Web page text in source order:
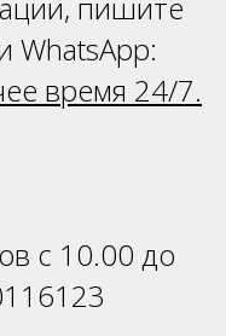
WhatsApp:
время 24/7.
с 10.00 до